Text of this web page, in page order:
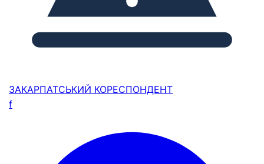
ЗАКАРПАТСЬКИЙ КОРЕСПОНДЕНТ
f